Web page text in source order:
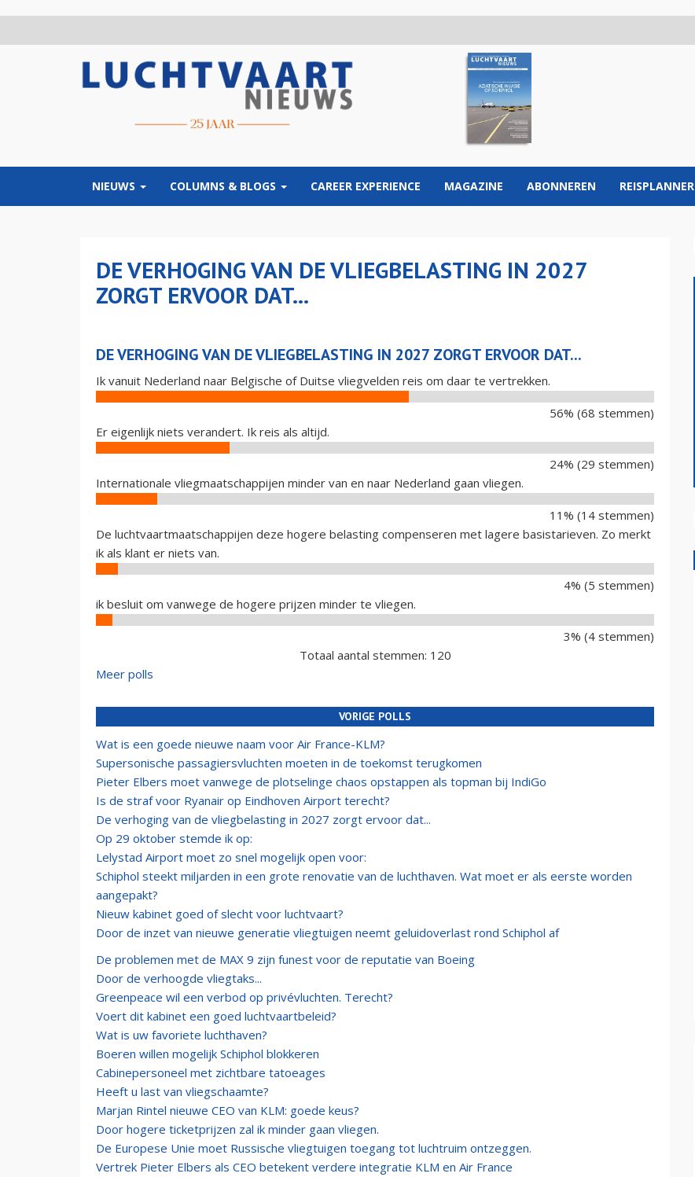
NIEUWS COLUMNS & BLOGS CAREER EXPERIENCE MAGAZINE ABONNEREN REISPLANNER
DE VERHOGING VAN DE VLIEGBELASTING IN 2027
ZORGT ERVOOR DAT...
DE VERHOGING VAN DE VLIEGBELASTING IN 2027 ZORGT ERVOOR DAT...
Ik vanuit Nederland naar Belgische of Duitse vliegvelden reis om daar te vertrekken.
56% (68 stemmen)
Er eigenlijk niets verandert. Ik reis als altijd.
24% (29 stemmen)
Internationale vliegmaatschappijen minder van en naar Nederland gaan vliegen.
11% (14 stemmen)
De luchtvaartmaatschappijen deze hogere belasting compenseren met lagere basistarieven. Zo merkt
ik als klant er niets van.
4% (5 stemmen)
ik besluit om vanwege de hogere prijzen minder te vliegen.
3% (4 stemmen)
Totaal aantal stemmen: 120
Meer polls
VORIGE POLLS
Wat is een goede nieuwe naam voor Air France-KLM?
Supersonische passagiersvluchten moeten in de toekomst terugkomen
Pieter Elbers moet vanwege de plotselinge chaos opstappen als topman bij IndiGo
Is de straf voor Ryanair op Eindhoven Airport terecht?
De verhoging van de vliegbelasting in 2027 zorgt ervoor dat...
Op 29 oktober stemde ik op:
Lelystad Airport moet zo snel mogelijk open voor:
Schiphol steekt miljarden in een grote renovatie van de luchthaven. Wat moet er als eerste worden
aangepakt?
Nieuw kabinet goed of slecht voor luchtvaart?
Door de inzet van nieuwe generatie vliegtuigen neemt geluidoverlast rond Schiphol af
De problemen met de MAX 9 zijn funest voor de reputatie van Boeing
Door de verhoogde vliegtaks...
Greenpeace wil een verbod op privévluchten. Terecht?
Voert dit kabinet een goed luchtvaartbeleid?
Wat is uw favoriete luchthaven?
Boeren willen mogelijk Schiphol blokkeren
Cabinepersoneel met zichtbare tatoeages
Heeft u last van vliegschaamte?
Marjan Rintel nieuwe CEO van KLM: goede keus?
Door hogere ticketprijzen zal ik minder gaan vliegen.
De Europese Unie moet Russische vliegtuigen toegang tot luchtruim ontzeggen.
Vertrek Pieter Elbers als CEO betekent verdere integratie KLM en Air France